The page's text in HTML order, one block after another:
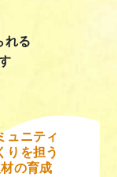
れる
ュニティ
りを担う
の育成